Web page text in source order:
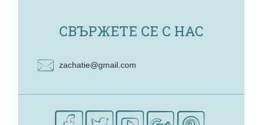
СВЪРЖЕТЕ СЕ С НАС
zachatie@gmail.com